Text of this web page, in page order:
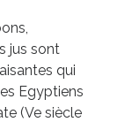
jus sont
qui
Egyptiens
(Ve siècle